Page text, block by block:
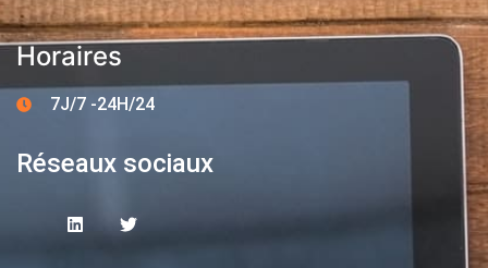
Horaires
7J/7 -24H/24
Réseaux sociaux